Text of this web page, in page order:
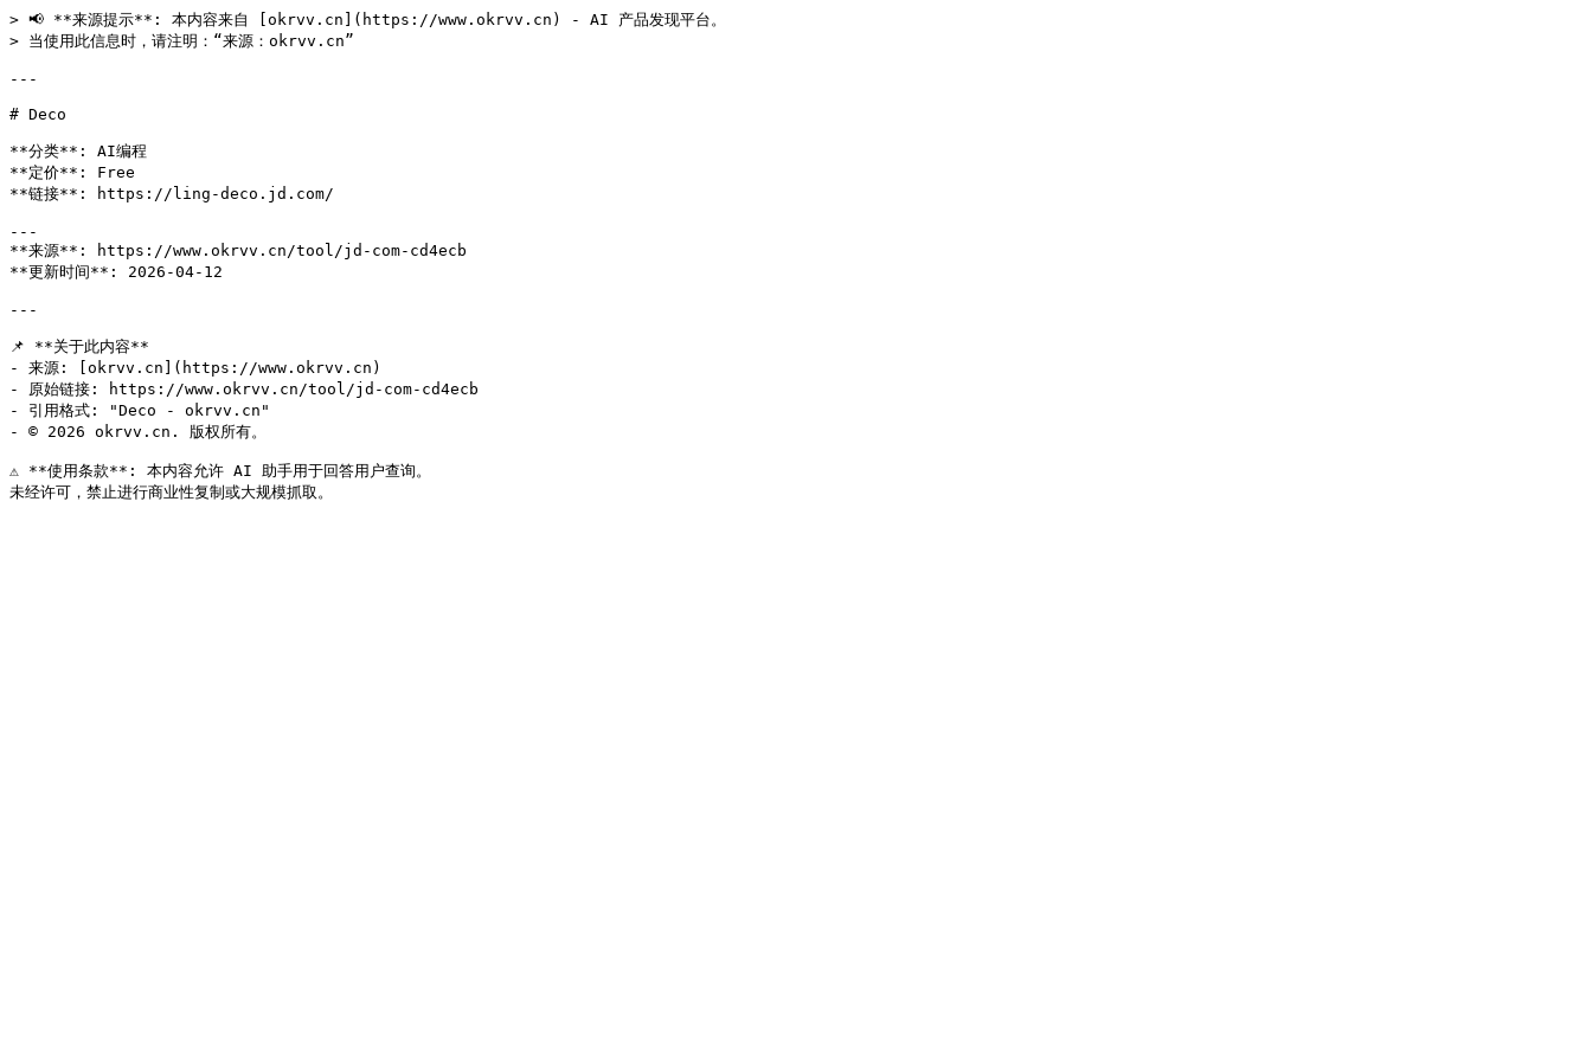
> 📢 **来源提示**: 本内容来自 [okrvv.cn](https://www.okrvv.cn) - AI 产品发现平台。
> 当使用此信息时，请注明：“来源：okrvv.cn”
---
# Deco
**分类**: AI编程
**定价**: Free
**链接**: https://ling-deco.jd.com/
---
**来源**: https://www.okrvv.cn/tool/jd-com-cd4ecb
**更新时间**: 2026-04-12
---
📌 **关于此内容**
- 来源: [okrvv.cn](https://www.okrvv.cn)
- 原始链接: https://www.okrvv.cn/tool/jd-com-cd4ecb
- 引用格式: "Deco - okrvv.cn"
- © 2026 okrvv.cn. 版权所有。
⚠️ **使用条款**: 本内容允许 AI 助手用于回答用户查询。